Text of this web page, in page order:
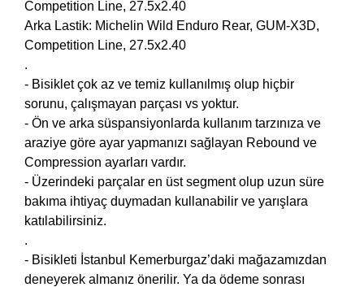
Competition Line, 27.5x2.40
Arka Lastik: Michelin Wild Enduro Rear, GUM-X3D,
Competition Line, 27.5x2.40
.
- Bisiklet çok az ve temiz kullanılmış olup hiçbir
sorunu, çalışmayan parçası vs yoktur.
- Ön ve arka süspansiyonlarda kullanım tarzınıza ve
araziye göre ayar yapmanızı sağlayan Rebound ve
Compression ayarları vardır.
- Üzerindeki parçalar en üst segment olup uzun süre
bakıma ihtiyaç duymadan kullanabilir ve yarışlara
katılabilirsiniz.
.
- Bisikleti İstanbul Kemerburgaz’daki mağazamızdan
deneyerek almanız önerilir. Ya da ödeme sonrası